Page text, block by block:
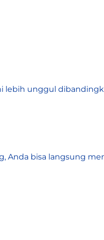
lebih unggul
Anda bisa langsung